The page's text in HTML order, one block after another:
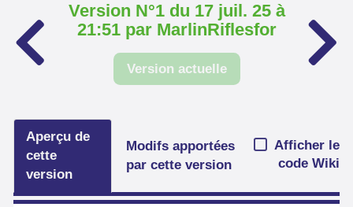
Version N°1 du 17 juil. 25 à
21:51 par MarlinRiflesfor
Version actuelle
Aperçu de
cette
version
Modifs apportées
par cette version
Afficher le
code Wiki